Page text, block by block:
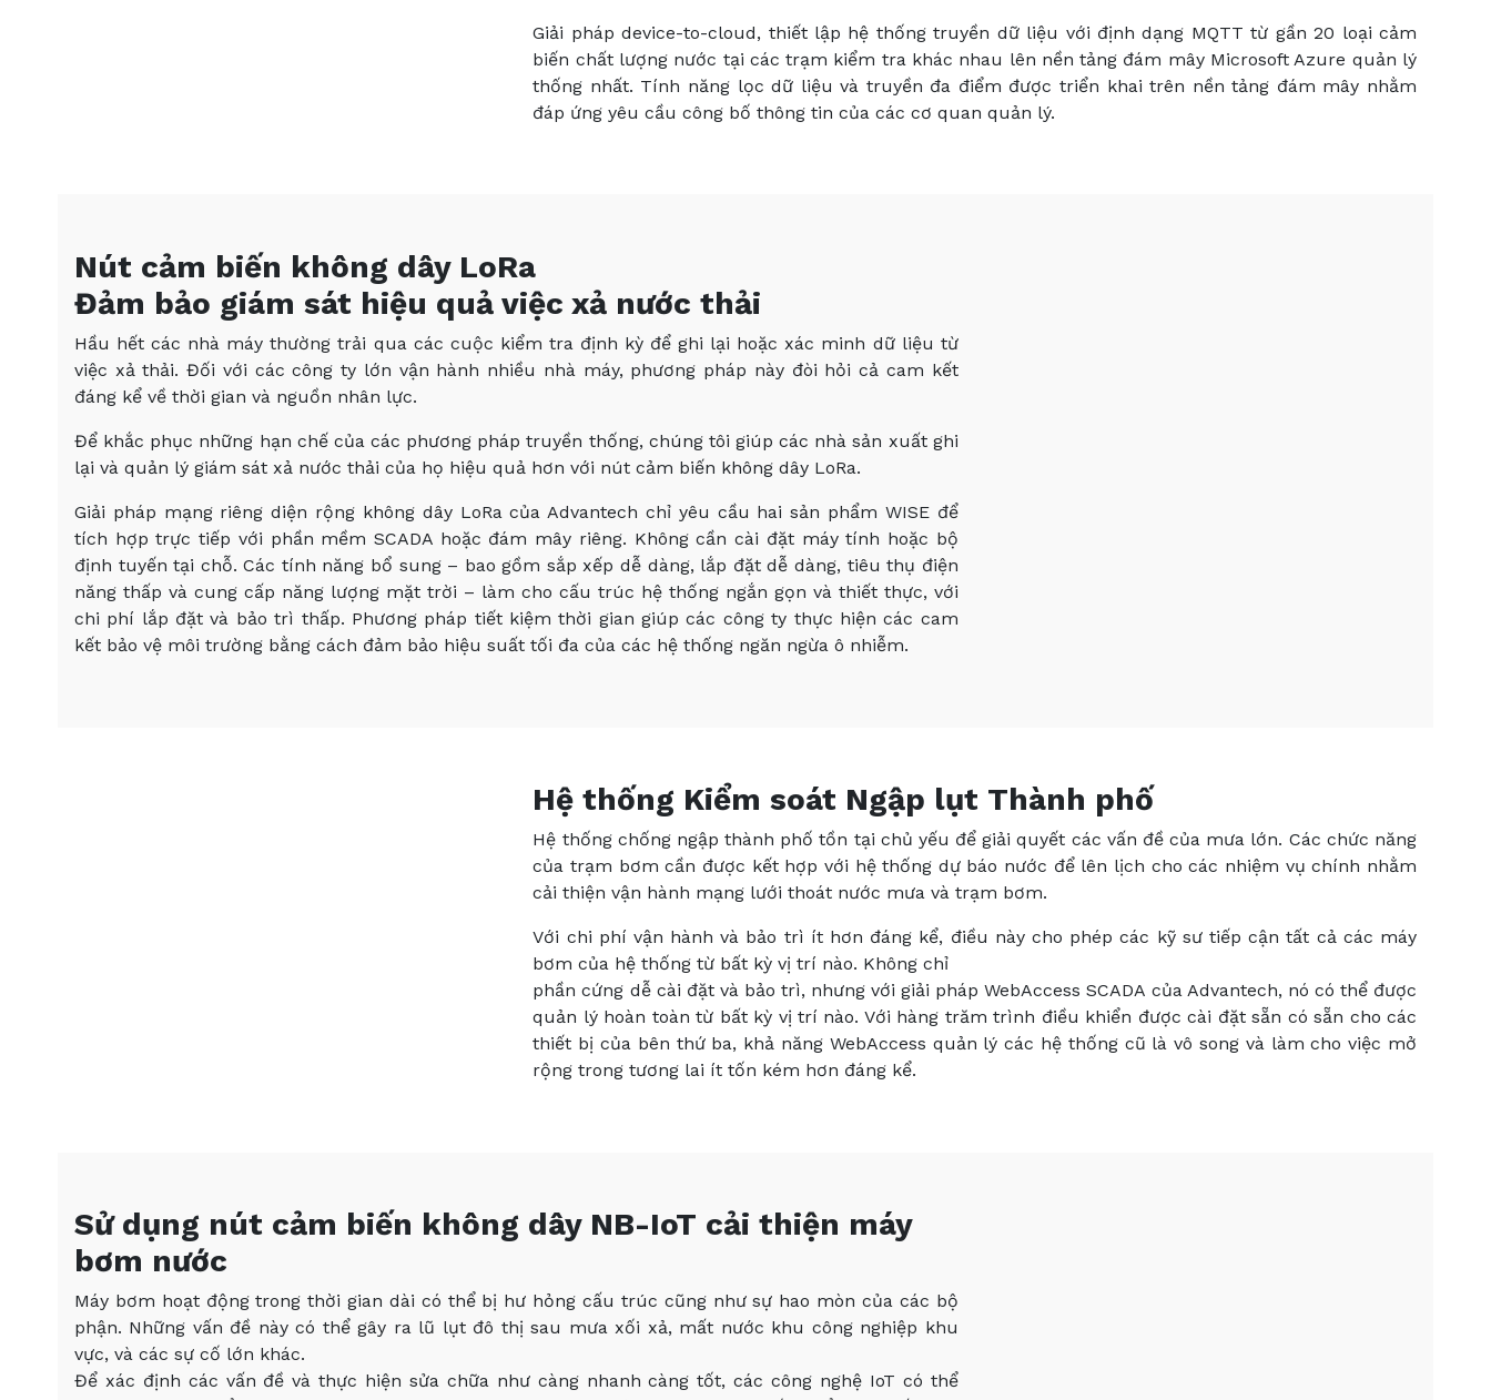
Giải pháp device-to-cloud, thiết lập hệ thống truyền dữ liệu với định dạng MQTT từ gần 20 loại cảm
biến chất lượng nước tại các trạm kiểm tra khác nhau lên nền tảng đám mây Microsoft Azure quản lý
thống nhất. Tính năng lọc dữ liệu và truyền đa điểm được triển khai trên nền tảng đám mây nhằm
đáp ứng yêu cầu công bố thông tin của các cơ quan quản lý.
Nút cảm biến không dây LoRa
Đảm bảo giám sát hiệu quả việc xả nước thải
Hầu hết các nhà máy thường trải qua các cuộc kiểm tra định kỳ để ghi lại hoặc xác minh dữ liệu từ
việc xả thải. Đối với các công ty lớn vận hành nhiều nhà máy, phương pháp này đòi hỏi cả cam kết
đáng kể về thời gian và nguồn nhân lực.
Để khắc phục những hạn chế của các phương pháp truyền thống, chúng tôi giúp các nhà sản xuất ghi
lại và quản lý giám sát xả nước thải của họ hiệu quả hơn với nút cảm biến không dây LoRa.
Giải pháp mạng riêng diện rộng không dây LoRa của Advantech chỉ yêu cầu hai sản phẩm WISE để
tích hợp trực tiếp với phần mềm SCADA hoặc đám mây riêng. Không cần cài đặt máy tính hoặc bộ
định tuyến tại chỗ. Các tính năng bổ sung – bao gồm sắp xếp dễ dàng, lắp đặt dễ dàng, tiêu thụ điện
năng thấp và cung cấp năng lượng mặt trời – làm cho cấu trúc hệ thống ngắn gọn và thiết thực, với
chi phí lắp đặt và bảo trì thấp. Phương pháp tiết kiệm thời gian giúp các công ty thực hiện các cam
kết bảo vệ môi trường bằng cách đảm bảo hiệu suất tối đa của các hệ thống ngăn ngừa ô nhiễm.
Hệ thống Kiểm soát Ngập lụt Thành phố
Hệ thống chống ngập thành phố tồn tại chủ yếu để giải quyết các vấn đề của mưa lớn. Các chức năng
của trạm bơm cần được kết hợp với hệ thống dự báo nước để lên lịch cho các nhiệm vụ chính nhằm
cải thiện vận hành mạng lưới thoát nước mưa và trạm bơm.
Với chi phí vận hành và bảo trì ít hơn đáng kể, điều này cho phép các kỹ sư tiếp cận tất cả các máy
bơm của hệ thống từ bất kỳ vị trí nào. Không chỉ
phần cứng dễ cài đặt và bảo trì, nhưng với giải pháp WebAccess SCADA của Advantech, nó có thể được
quản lý hoàn toàn từ bất kỳ vị trí nào. Với hàng trăm trình điều khiển được cài đặt sẵn có sẵn cho các
thiết bị của bên thứ ba, khả năng WebAccess quản lý các hệ thống cũ là vô song và làm cho việc mở
rộng trong tương lai ít tốn kém hơn đáng kể.
Sử dụng nút cảm biến không dây NB-IoT cải thiện máy
bơm nước
Máy bơm hoạt động trong thời gian dài có thể bị hư hỏng cấu trúc cũng như sự hao mòn của các bộ
phận. Những vấn đề này có thể gây ra lũ lụt đô thị sau mưa xối xả, mất nước khu công nghiệp khu
vực, và các sự cố lớn khác.
Để xác định các vấn đề và thực hiện sửa chữa như càng nhanh càng tốt, các công nghệ IoT có thể